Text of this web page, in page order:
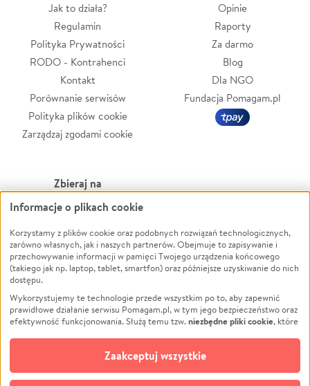
Jak to działa?
Regulamin
Polityka Prywatności
RODO - Kontrahenci
Kontakt
Porównanie serwisów
Polityka plików cookie
Zarządzaj zgodami cookie
Opinie
Raporty
Za darmo
Blog
Dla NGO
Fundacja Pomagam.pl
Zbieraj na
Leczenie
Zwierzęta
Pożar
Ukraina
Pomoc Finansowa
Projekty
Pogrzeb
Społeczność lokalna
Kultura
Powódź
Wichura
NGO
Edukacja
Podróż
Impreza
Ochrona środowiska
Biznes
Informacje o plikach cookie
Korzystamy z plików cookie oraz podobnych rozwiązań technologicznych,
zarówno własnych, jak i naszych partnerów. Obejmuje to zapisywanie i
przechowywanie informacji w pamięci Twojego urządzenia końcowego
(takiego jak np. laptop, tablet, smartfon) oraz późniejsze uzyskiwanie do nich
dostępu.
Wykorzystujemy te technologie przede wszystkim po to, aby zapewnić
prawidłowe działanie serwisu Pomagam.pl, w tym jego bezpieczeństwo oraz
efektywność funkcjonowania. Służą temu tzw.niezbędne pliki cookie, które
opcjonalnych plików cookie
technologii do celów analitycznych i retargetingowych. Możesz wyrazić
zgodę na ich stosowanie lub jej odmówić. W dowolnym momencie masz
Zaakceptuj wszystkie